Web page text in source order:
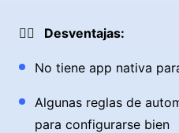
👎🏼 Desventajas:
No tiene app nativa
Algunas reglas de
para configurarse bien